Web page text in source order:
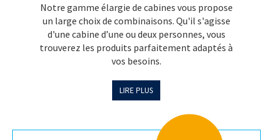
Notre gamme élargie de cabines vous propose
un large choix de combinaisons. Qu'il s'agisse
d'une cabine d’une ou deux personnes, vous
trouverez les produits parfaitement adaptés à
vos besoins.
LIRE PLUS